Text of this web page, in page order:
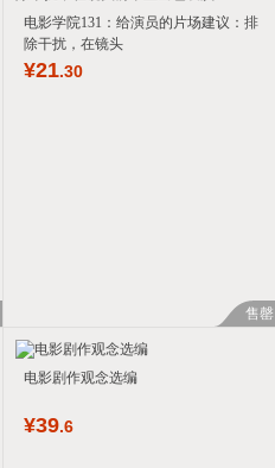
电影学院131：给演员的片场建议：排
除干扰，在镜头
¥21.30
售罄
电影剧作观念选编
¥39.6